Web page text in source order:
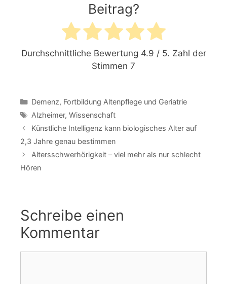
Beitrag?
Durchschnittliche Bewertung 4.9 / 5. Zahl der
Stimmen 7
Kategorien
Demenz, Fortbildung Altenpflege und Geriatrie
Schlagwörter
Alzheimer, Wissenschaft
Künstliche Intelligenz kann biologisches Alter auf
2,3 Jahre genau bestimmen
Altersschwerhörigkeit – viel mehr als nur schlecht
Hören
Schreibe einen
Kommentar